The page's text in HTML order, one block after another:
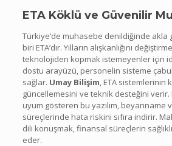
ETA Köklü ve Güvenilir
Türkiye’de muhasebe denildiğinde akla
biri ETA’dır. Yılların alışkanlığını
teknolojiden kopmak istemeyenler için
dostu arayüzü, personelin sisteme çabuk
sağlar. Umay Bilişim, ETA sistemlerinin
güncellemesini ve teknik desteğini
uyum gösteren bu yazılım, beyanname
süreçlerinde hata riskini sıfıra indirir.
dili konuşmak, finansal süreçlerin
eder.